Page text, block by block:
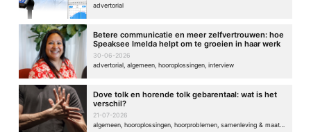
advertorial
Betere communicatie en meer zelfvertrouwen: hoe
Speaksee Imelda helpt om te groeien in haar werk
30-06-2026
advertorial, algemeen, hooroplossingen, interview
Dove tolk en horende tolk gebarentaal: wat is het
verschil?
21-07-2026
algemeen, hooroplossingen, hoorproblemen, samenleving & maatschappij